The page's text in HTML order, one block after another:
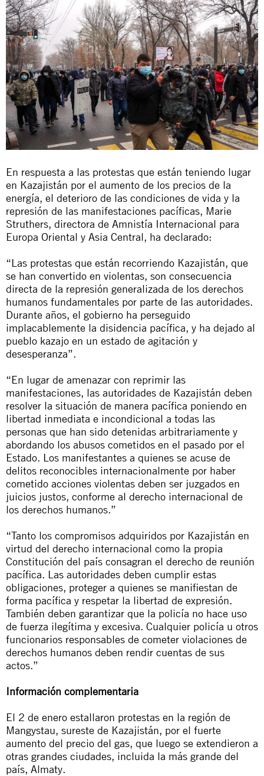
En respuesta a las protestas que están teniendo lugar
en Kazajistán por el aumento de los precios de la
energía, el deterioro de las condiciones de vida y la
represión de las manifestaciones pacíficas, Marie
Struthers, directora de Amnistía Internacional para
Europa Oriental y Asia Central, ha declarado:
“Las protestas que están recorriendo Kazajistán, que
se han convertido en violentas, son consecuencia
directa de la represión generalizada de los derechos
humanos fundamentales por parte de las autoridades.
Durante años, el gobierno ha perseguido
implacablemente la disidencia pacífica, y ha dejado al
pueblo kazajo en un estado de agitación y
desesperanza”.
“En lugar de amenazar con reprimir las
manifestaciones, las autoridades de Kazajistán deben
resolver la situación de manera pacífica poniendo en
libertad inmediata e incondicional a todas las
personas que han sido detenidas arbitrariamente y
abordando los abusos cometidos en el pasado por el
Estado. Los manifestantes a quienes se acuse de
delitos reconocibles internacionalmente por haber
cometido acciones violentas deben ser juzgados en
juicios justos, conforme al derecho internacional de
los derechos humanos.”
“Tanto los compromisos adquiridos por Kazajistán en
virtud del derecho internacional como la propia
Constitución del país consagran el derecho de reunión
pacífica. Las autoridades deben cumplir estas
obligaciones, proteger a quienes se manifiestan de
forma pacífica y respetar la libertad de expresión.
También deben garantizar que la policía no hace uso
de fuerza ilegítima y excesiva. Cualquier policía u otros
funcionarios responsables de cometer violaciones de
derechos humanos deben rendir cuentas de sus
actos.”
Información complementaria
El 2 de enero estallaron protestas en la región de
Mangystau, sureste de Kazajistán, por el fuerte
aumento del precio del gas, que luego se extendieron a
otras grandes ciudades, incluida la más grande del
país, Almaty.